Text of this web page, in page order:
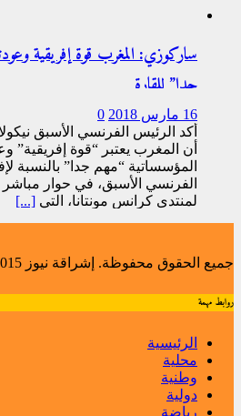
ساركوزي: المغرب قوة إفريقية
جدا” للقارة
16 مارس 2018
0
أكد الرئيس الفرنسي الأسبق
أن المغرب يعتبر “قوة إفريقية”
المؤسساتية “مهم جدا” بالنسبة
الفرنسي الأسبق، في حوار مباشر
لمنتدى كرانس مونتانا، التي [...]
جميع الحقوق محفوظة. إشراقة نيوز 2015 – 2019.
روابط مهمة
الرئيسية
محلية
وطنية
دولية
رياضة